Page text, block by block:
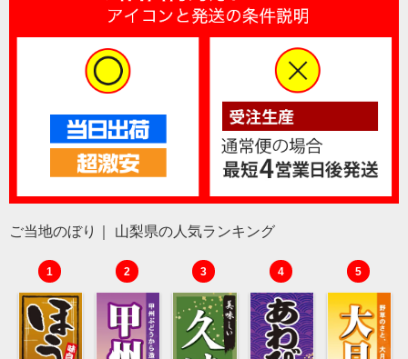
ご当地のぼり｜ 山梨県の人気ランキング
1 2 3 4 5